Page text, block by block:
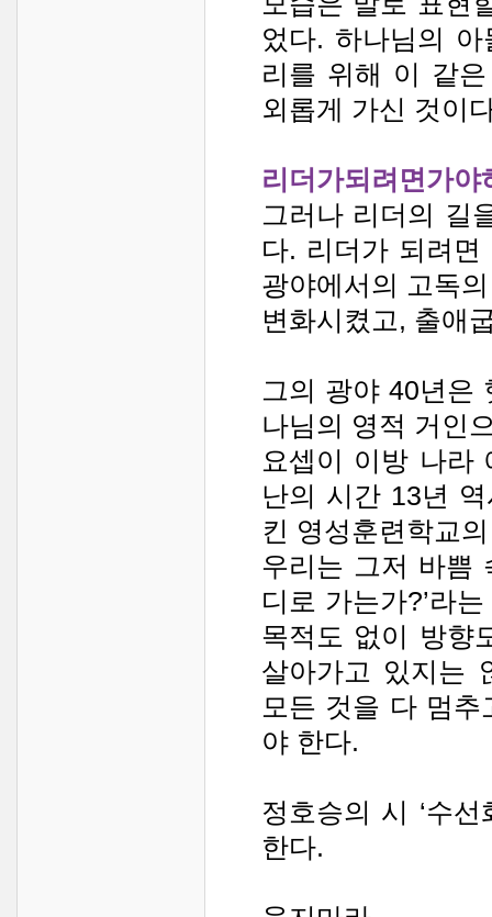
었다. 하나님의
리를 위해 이 같
외롭게 가신 것이
리더가되려면가야
그러나 리더의 길
다. 리더가 되려
광야에서의 고독
변화시켰고, 출애
그의 광야 40년은
나님의 영적 거인
요셉이 이방 나라
난의 시간 13년
킨 영성훈련학교
우리는 그저 바쁨
디로 가는가?’라
목적도 없이 방향
살아가고 있지는
모든 것을 다 멈
야 한다.
정호승의 시 ‘수
한다.